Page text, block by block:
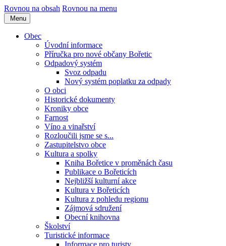
Rovnou na obsah Rovnou na menu
Menu
Obec
Úvodní informace
Příručka pro nové občany Bořetic
Odpadový systém
Svoz odpadu
Nový systém poplatku za odpady
O obci
Historické dokumenty
Kroniky obce
Farnost
Víno a vinařství
Rozloučili jsme se s...
Zastupitelstvo obce
Kultura a spolky
Kniha Bořetice v proměnách času
Publikace o Bořeticích
Nejbližší kulturní akce
Kultura v Bořeticích
Kultura z pohledu regionu
Zájmová sdružení
Obecní knihovna
Školství
Turistické informace
Informace pro turisty